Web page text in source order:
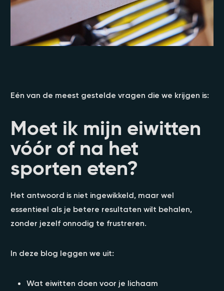
Eén van de meest gestelde vragen die we krijgen is:
Moet ik mijn eiwitten
vóór of na het
sporten eten?
Het antwoord is niet ingewikkeld, maar wel
essentieel als je betere resultaten wilt behalen,
zonder jezelf onnodig te frustreren.
In deze blog leggen we uit:
Wat eiwitten doen voor je lichaam